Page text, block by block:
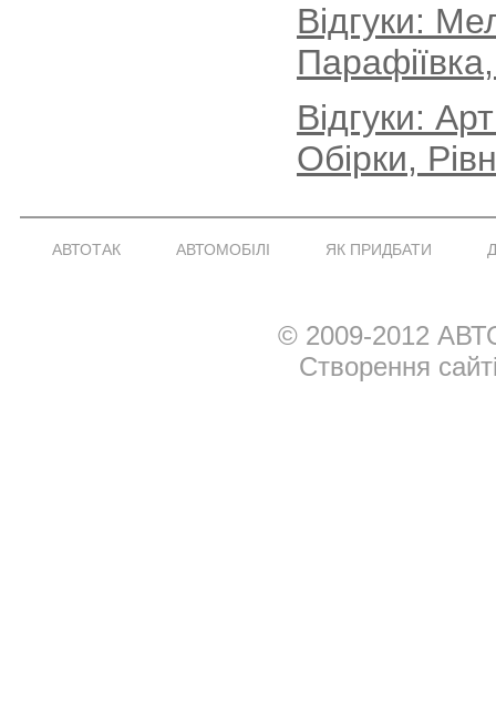
Відгуки:
Відгуки:
Обірки,
АВТОТАК АВТОМОБІЛІ ЯК ПРИДБАТИ
© 2009-2012
Створення